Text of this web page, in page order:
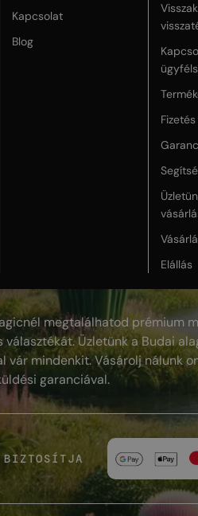
Kapcsolat
Blog
Elállás
megtalálhatod prémium
választékát. Üzletünk a Budai
vár mindenkit. Vásárolj nálunk
garanciával.